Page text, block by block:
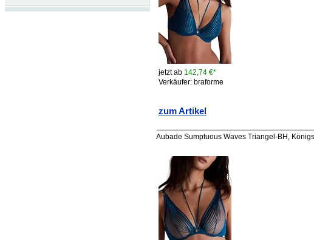
jetzt ab 142,74 €*
Verkäufer: braforme
zum Artikel
Aubade Sumptuous Waves Triangel-BH,